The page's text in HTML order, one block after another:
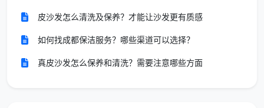
洁保洁的经验是：刮条与玻璃约45度，力度均匀，就能
做到无水痕。
第5步：边角收水抛光
皮沙发怎么清洗及保养？才能让沙发更有质感
如何找成都保洁服务？哪些渠道可以选择？
真皮沙发怎么保养和清洗？需要注意哪些方面